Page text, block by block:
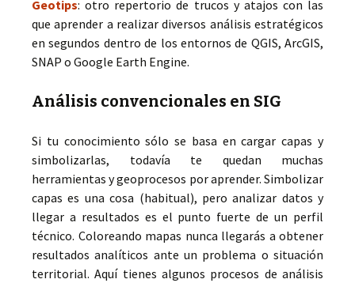
Geotips: otro repertorio de trucos y atajos con las
que aprender a realizar diversos análisis estratégicos
en segundos dentro de los entornos de QGIS, ArcGIS,
SNAP o Google Earth Engine.
Análisis convencionales en SIG
Si tu conocimiento sólo se basa en cargar capas y
simbolizarlas, todavía te quedan muchas
herramientas y geoprocesos por aprender. Simbolizar
capas es una cosa (habitual), pero analizar datos y
llegar a resultados es el punto fuerte de un perfil
técnico. Coloreando mapas nunca llegarás a obtener
resultados analíticos ante un problema o situación
territorial. Aquí tienes algunos procesos de análisis